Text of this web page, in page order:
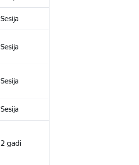
Sesija
Sesija
Sesija
Sesija
2 gadi